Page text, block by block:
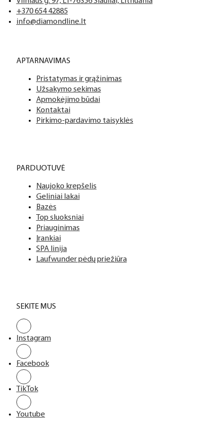
+370 654 42885
info@diamondline.lt
APTARNAVIMAS
Pristatymas ir grąžinimas
Užsakymo sekimas
Apmokėjimo būdai
Kontaktai
Pirkimo-pardavimo taisyklės
PARDUOTUVĖ
Naujoko krepšelis
Geliniai lakai
Bazės
Top sluoksniai
Priauginimas
Įrankiai
SPA linija
Laufwunder pėdų priežiūra
SEKITE MUS
Instagram
Facebook
TikTok
Youtube